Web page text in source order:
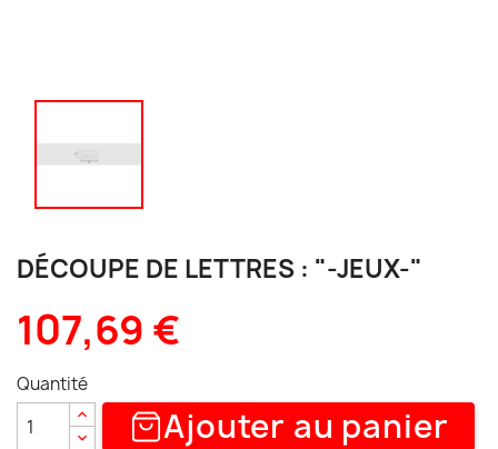
DÉCOUPE DE LETTRES : "-JEUX-"
107,69 €
Quantité
Ajouter au panier